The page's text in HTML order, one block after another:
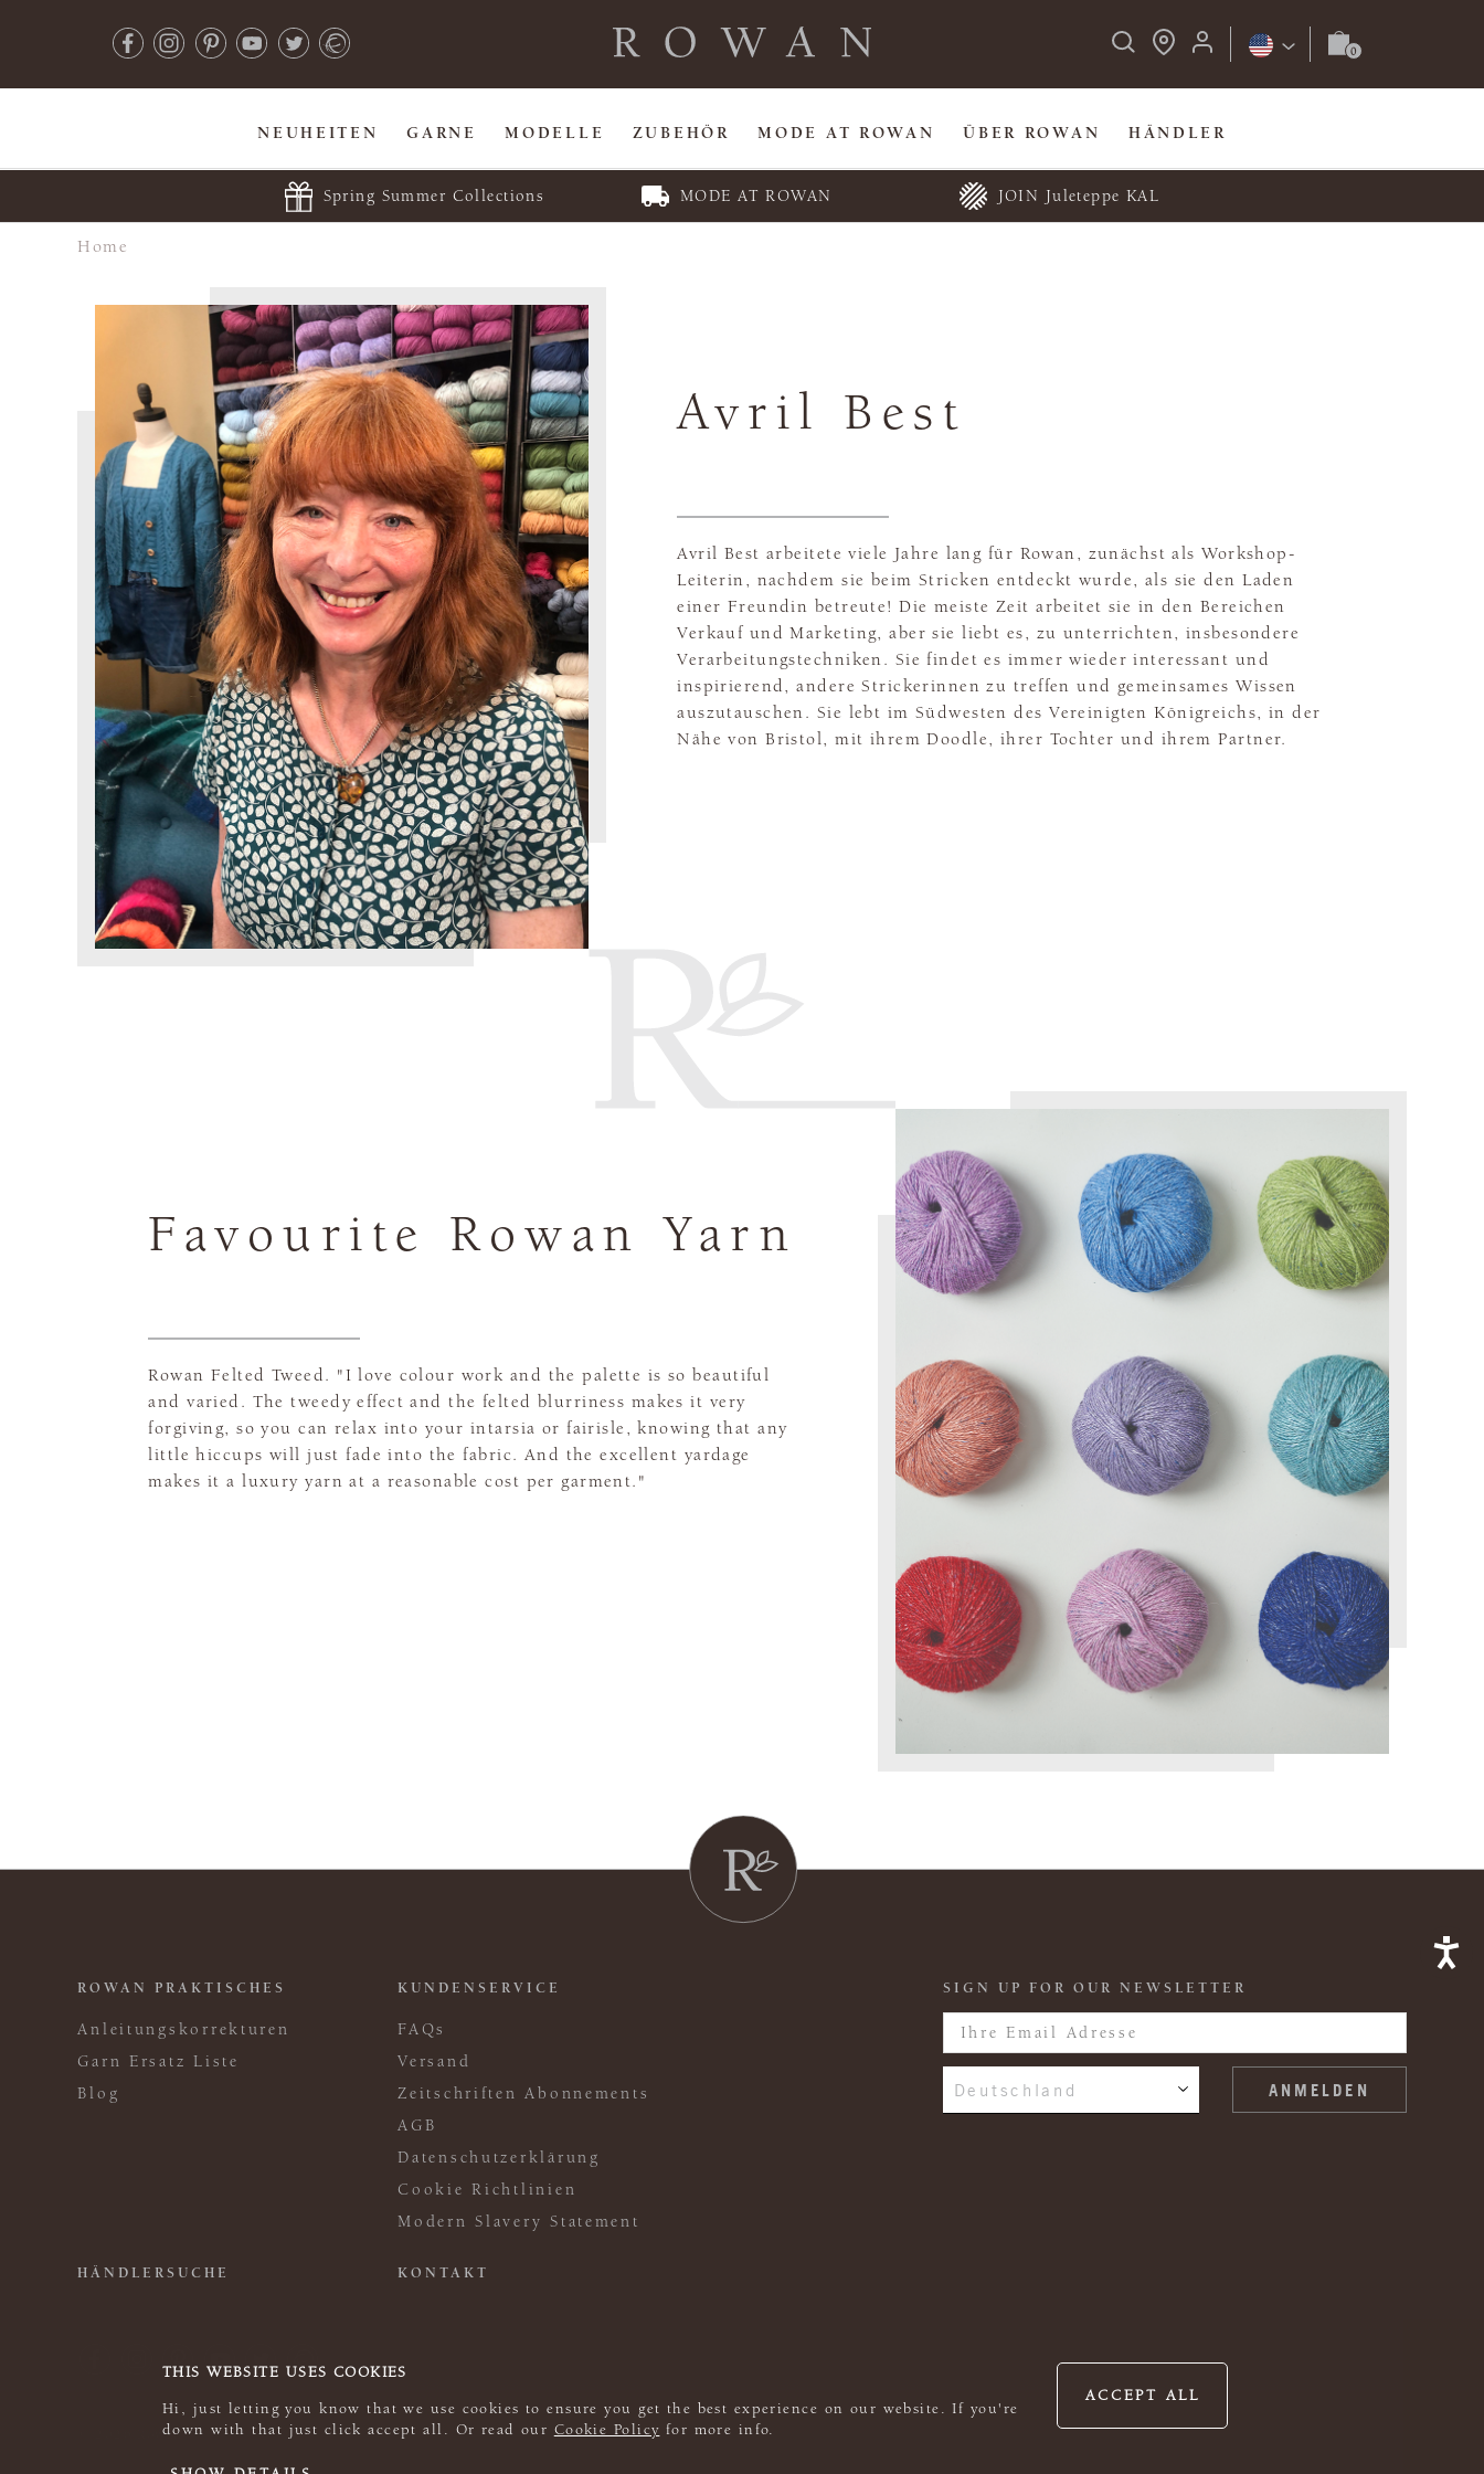
THIS WEBSITE USES COOKIES
Hi, just letting you know that we use cookies to ensure you get the best experience on our website. If you're
down with that just click accept all. Or read our Cookie Policy for more info.
ACCEPT ALL
NEUHEITEN GARNE MODELLE ZUBEHÖR MODE AT ROWAN ÜBER ROWAN HÄNDLER
Spring Summer Collections MODE AT ROWAN JOIN Juleteppe KAL
Home
Avril Best
Avril Best arbeitete viele Jahre lang für Rowan, zunächst als Workshop-
Leiterin, nachdem sie beim Stricken entdeckt wurde, als sie den Laden
einer Freundin betreute! Die meiste Zeit arbeitet sie in den Bereichen
Verkauf und Marketing, aber sie liebt es, zu unterrichten, insbesondere
Verarbeitungstechniken. Sie findet es immer wieder interessant und
inspirierend, andere Strickerinnen zu treffen und gemeinsames Wissen
auszutauschen. Sie lebt im Südwesten des Vereinigten Königreichs, in der
Nähe von Bristol, mit ihrem Doodle, ihrer Tochter und ihrem Partner.
Favourite Rowan Yarn
Rowan Felted Tweed. "I love colour work and the palette is so beautiful
and varied. The tweedy effect and the felted blurriness makes it very
forgiving, so you can relax into your intarsia or fairisle, knowing that any
little hiccups will just fade into the fabric. And the excellent yardage
makes it a luxury yarn at a reasonable cost per garment."
ROWAN PRAKTISCHES
Anleitungskorrekturen
Garn Ersatz Liste
Blog
KUNDENSERVICE
FAQs
Versand
Zeitschriften Abonnements
AGB
Datenschutzerklärung
Cookie Richtlinien
Modern Slavery Statement
HÄNDLERSUCHE KONTAKT
SIGN UP FOR OUR NEWSLETTER
Deutschland
© 2026 Rowan